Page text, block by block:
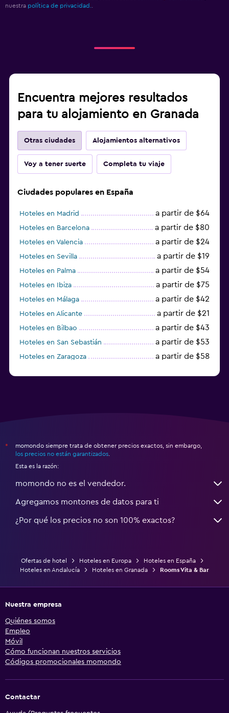
nuestra política de privacidad.
Encuentra mejores resultados
para tu alojamiento en Granada
Otras ciudades Alojamientos alternativos
Voy a tener suerte Completa tu viaje
Ciudades populares en España
Hoteles en Madrid a partir de $64
Hoteles en Barcelona a partir de $80
Hoteles en Valencia a partir de $24
Hoteles en Sevilla a partir de $19
Hoteles en Palma a partir de $54
Hoteles en Ibiza a partir de $75
Hoteles en Málaga a partir de $42
Hoteles en Alicante a partir de $21
Hoteles en Bilbao a partir de $43
Hoteles en San Sebastián a partir de $53
Hoteles en Zaragoza a partir de $58
*
momondo siempre trata de obtener precios exactos, sin embargo,
los precios no están garantizados
Esta es la razón:
momondo no es el vendedor.
Agregamos montones de datos para ti
¿Por qué los precios no son 100% exactos?
Ofertas de hotel Hoteles en Europa
Hoteles en España
Hoteles en Andalucía
Hoteles en Granada Rooms Vita & Bar
Nuestra empresa
Quiénes somos
Empleo
Móvil
Cómo funcionan nuestros servicios
Códigos promocionales momondo
Contactar